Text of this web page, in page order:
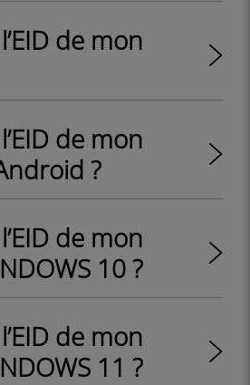
de mon
de mon
?
de mon
10 ?
de mon
11 ?